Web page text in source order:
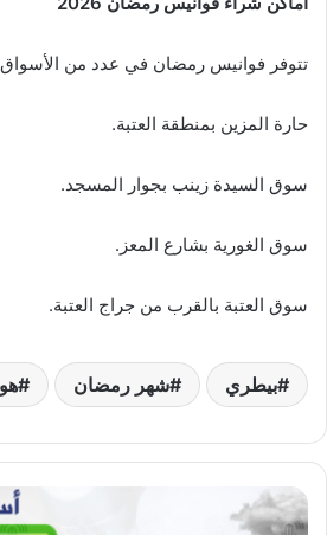
تتوفر فوانيس رمضان في عدد من الأسواق
حارة المزين بمنطقة العتبة.
سوق السيدة زينب بجوار المسجد.
سوق الغورية بشارع المعز.
سوق العتبة بالقرب من جراج العتبة.
بيطري شهر رمضان
بورصة
«هواها